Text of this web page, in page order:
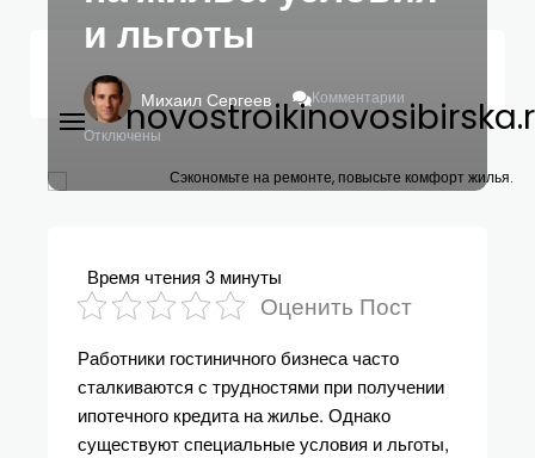
Сэкономьте на ремонте, повысьте комфорт жилья.
и льготы
Михаил Сергеев Комментарии
Записи
Как
Гостиничного
Жилье:
Льготы
Отключены
Время чтения 3 минуты
Оценить Пост
Работники гостиничного бизнеса часто
сталкиваются с трудностями при получении
ипотечного кредита на жилье. Однако
существуют специальные условия и льготы,